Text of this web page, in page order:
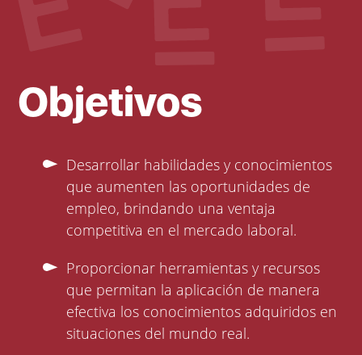
Objetivos
Desarrollar habilidades y conocimientos
que aumenten las oportunidades de
empleo, brindando una ventaja
competitiva en el mercado laboral.
Proporcionar herramientas y recursos
que permitan la aplicación de manera
efectiva los conocimientos adquiridos en
situaciones del mundo real.